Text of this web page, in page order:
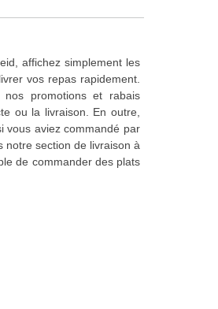
affichez simplement les
vos repas rapidement.
nos promotions et rabais
ou la livraison. En outre,
vous aviez commandé par
notre section de livraison à
de commander des plats